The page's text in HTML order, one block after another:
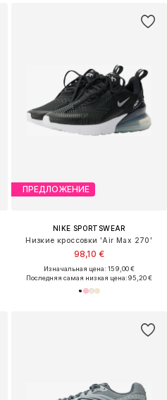
ПРЕДЛОЖЕНИЕ
NIKE SPORTSWEAR
Низкие кроссовки 'Air Max 270'
98,10 €
Изначальная цена: 159,00 €
Последняя самая низкая цена:95,20 €